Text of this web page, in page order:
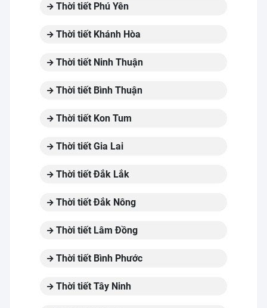
Thời tiết Phú Yên
Thời tiết Khánh Hòa
Thời tiết Ninh Thuận
Thời tiết Bình Thuận
Thời tiết Kon Tum
Thời tiết Gia Lai
Thời tiết Đắk Lắk
Thời tiết Đắk Nông
Thời tiết Lâm Đồng
Thời tiết Bình Phước
Thời tiết Tây Ninh